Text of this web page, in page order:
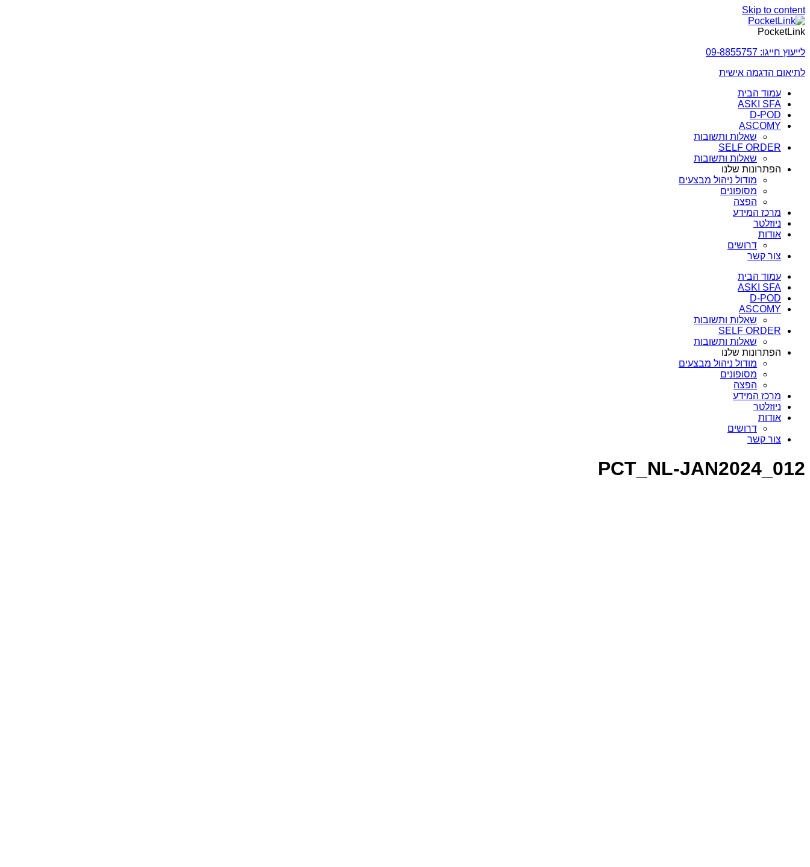
Skip to content
PocketLink
לייעוץ חייגו: 09-8855757
לתיאום הדגמה אישית
עמוד הבית
ASKI SFA
D-POD
ASCOMY
שאלות ותשובות
SELF ORDER
שאלות ותשובות
הפתרונות שלנו
מודול ניהול מבצעים
מסופונים
הפצה
מרכז המידע
ניוזלטר
אודות
דרושים
צור קשר
עמוד הבית
ASKI SFA
D-POD
ASCOMY
שאלות ותשובות
SELF ORDER
שאלות ותשובות
הפתרונות שלנו
מודול ניהול מבצעים
מסופונים
הפצה
מרכז המידע
ניוזלטר
אודות
דרושים
צור קשר
PCT_NL-JAN2024_012